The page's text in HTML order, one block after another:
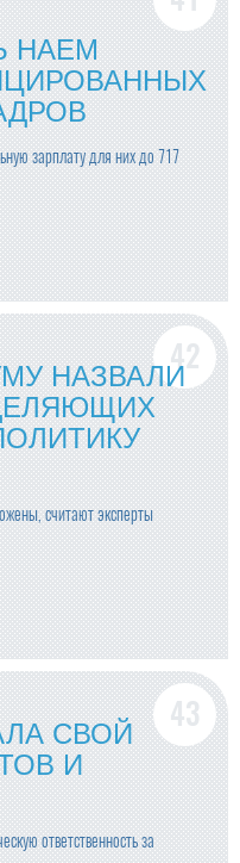
НАЕМ
зарплату для них до 717
НАЗВАЛИ
считают эксперты
СВОЙ
И
ответственность за